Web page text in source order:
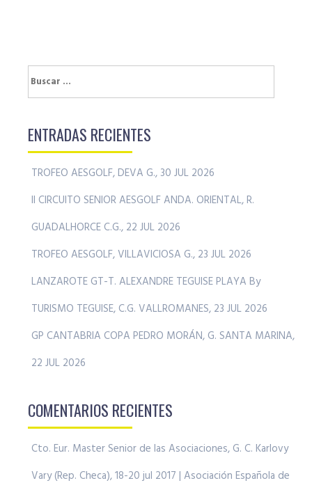
Buscar:
ENTRADAS RECIENTES
TROFEO AESGOLF, DEVA G., 30 JUL 2026
II CIRCUITO SENIOR AESGOLF ANDA. ORIENTAL, R.
GUADALHORCE C.G., 22 JUL 2026
TROFEO AESGOLF, VILLAVICIOSA G., 23 JUL 2026
LANZAROTE GT-T. ALEXANDRE TEGUISE PLAYA By
TURISMO TEGUISE, C.G. VALLROMANES, 23 JUL 2026
GP CANTABRIA COPA PEDRO MORÁN, G. SANTA MARINA,
22 JUL 2026
COMENTARIOS RECIENTES
Cto. Eur. Master Senior de las Asociaciones, G. C. Karlovy
Vary (Rep. Checa), 18-20 jul 2017 | Asociación Española de